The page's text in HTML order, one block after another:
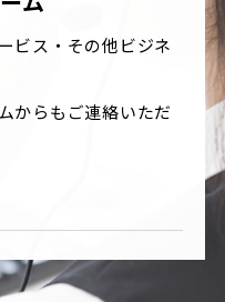
ビス・その他ビジネ
からもご連絡いただ